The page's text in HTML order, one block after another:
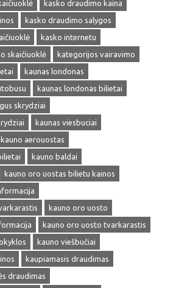
kasko draudimo kaina
kasko draudimo salygos
kasko internetu
skaičiuoklė
kategorijos vairavimo
kaunas londonas
kaunas londonas bilietai
skrydziai
kaunas viesbuciai
kauno aerouostas
kauno baldai
kauno oro uostas bilietu kainos
kauno oro uosto
kauno oro uosto tvarkarastis
kauno viešbučiai
kaupiamasis draudimas
draudimas